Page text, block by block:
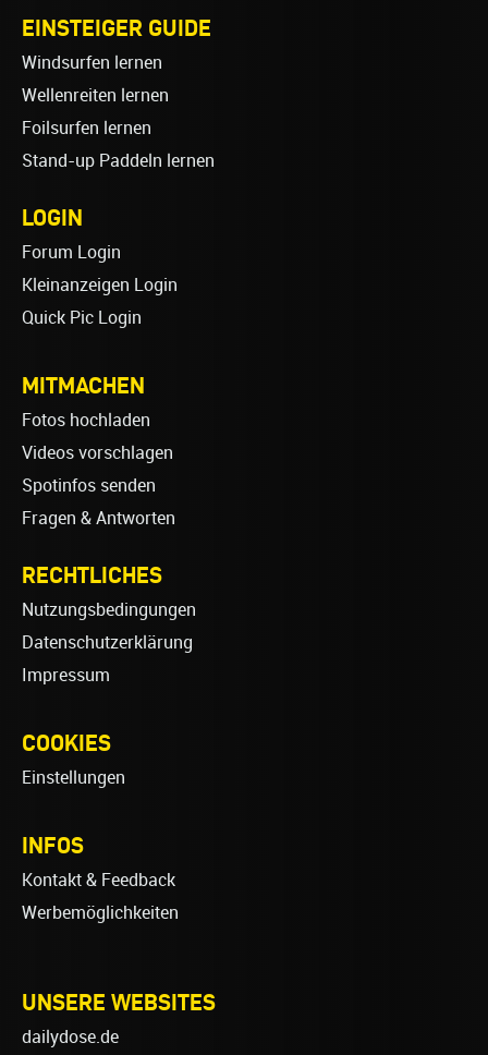
EINSTEIGER GUIDE
Windsurfen lernen
Wellenreiten lernen
Foilsurfen lernen
Stand-up Paddeln lernen
LOGIN
Forum Login
Kleinanzeigen Login
Quick Pic Login
MITMACHEN
Fotos hochladen
Videos vorschlagen
Spotinfos senden
Fragen & Antworten
RECHTLICHES
Nutzungsbedingungen
Datenschutzerklärung
Impressum
COOKIES
Einstellungen
INFOS
Kontakt & Feedback
Werbemöglichkeiten
UNSERE WEBSITES
dailydose.de